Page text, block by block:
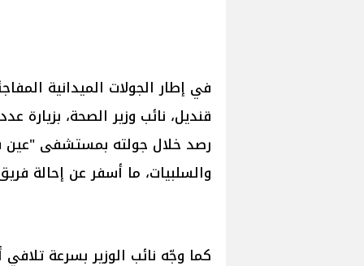
في إطار الجولات الميدانية
قنديل، نائب وزير الصحة، بزيارة
رصد خلال جولته بمستشفى "عين
والسلبيات، ما أسفر عن إحالة